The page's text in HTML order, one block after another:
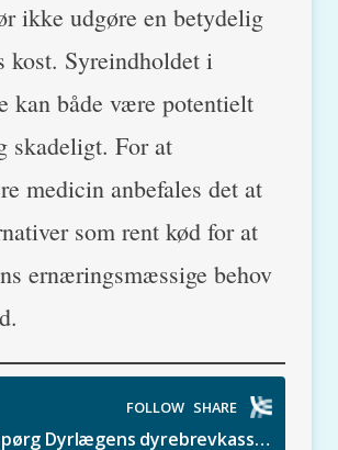
ikke udgøre en betydelig
kost. Syreindholdet i
kan både være potentielt
skadeligt. For at
medicin anbefales det at
som rent kød for at
ernæringsmæssige behov